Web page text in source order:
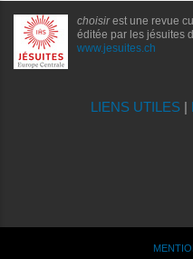
choisirest une revue
éditée par les jésuites
www.jesuites.ch
LIENS UTILES|